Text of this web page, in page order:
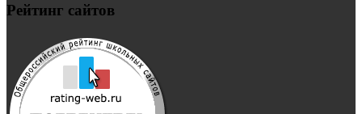
Рейтинг сайтов